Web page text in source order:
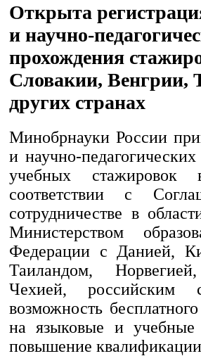
Открыта
и научно-
прохождения
Словакии, Венгрии,
других странах
Минобрнауки России
и научно-
учебных
соответствии с
сотрудничестве в
Министерством
Федерации с Данией,
Таиландом,
Чехией, российским
возможность
на языковые и
повышение